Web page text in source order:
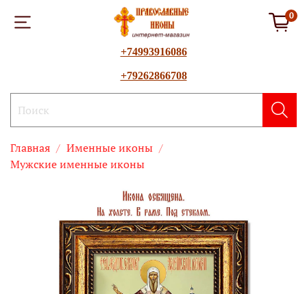
0
+74993916086
+79262866708
Главная
Именные иконы
Мужские именные иконы